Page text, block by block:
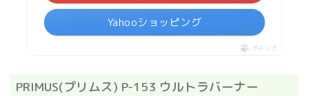
Yahooショッピング
ポチップ
PRIMUS(プリムス) P-153 ウルトラバーナー